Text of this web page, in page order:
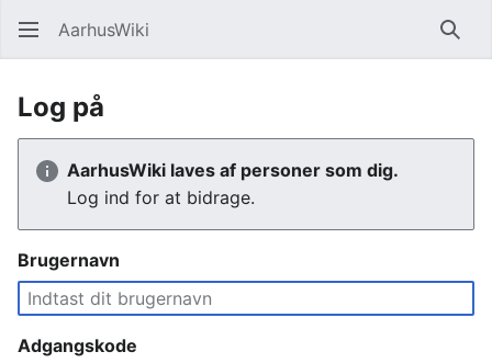
AarhusWiki Søg
Log på
AarhusWiki laves af personer som dig.
Log ind for at bidrage.
Brugernavn
Adgangskode